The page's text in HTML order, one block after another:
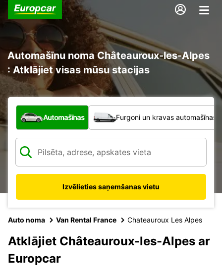
Automašīnu noma Châteauroux-les-Alpes
: Atklājiet visas mūsu stacijas
Kāda veida transportlīdzeklis?
Automašīnas Furgoni un kravas automašīnas
Izvēlieties saņemšanas vietu
Auto noma Van Rental France Chateauroux Les Alpes
Atklājiet Châteauroux-les-Alpes ar
Europcar